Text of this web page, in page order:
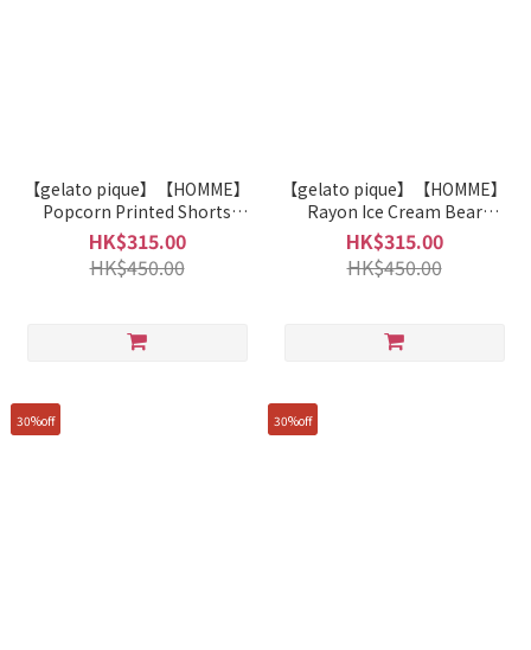
【gelato pique】【HOMME】
Popcorn Printed Shorts
PMCP261375
HK$315.00
HK$450.00
【gelato pique】【HOMME】
Rayon Ice Cream Bear
Pattern T-shirt PHCT261945
HK$315.00
HK$450.00
30%off 30%off